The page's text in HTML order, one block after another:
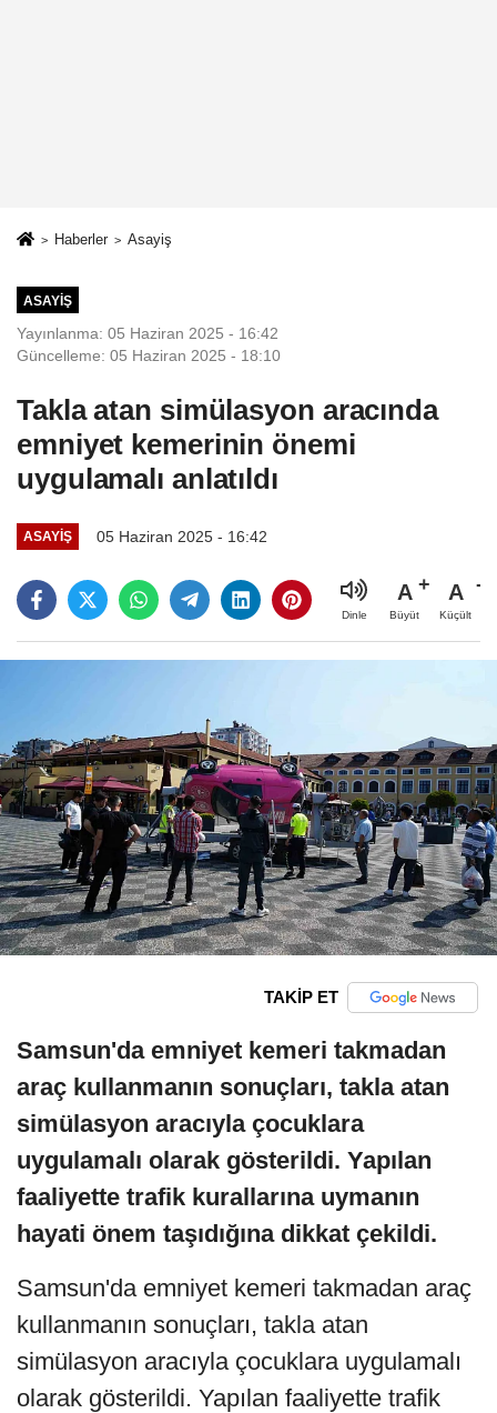
Haberler Asayiş
ASAYIŞ
Yayınlanma: 05 Haziran 2025 - 16:42
Güncelleme: 05 Haziran 2025 - 18:10
Takla atan simülasyon aracında
emniyet kemerinin önemi
uygulamalı anlatıldı
ASAYIŞ 05 Haziran 2025 - 16:42
Dinle
A
Büyüt
A
Küçült
TAKİP ET
Samsun'da emniyet kemeri takmadan
araç kullanmanın sonuçları, takla atan
simülasyon aracıyla çocuklara
uygulamalı olarak gösterildi. Yapılan
faaliyette trafik kurallarına uymanın
hayati önem taşıdığına dikkat çekildi.
Samsun'da emniyet kemeri takmadan araç
kullanmanın sonuçları, takla atan
simülasyon aracıyla çocuklara uygulamalı
olarak gösterildi. Yapılan faaliyette trafik